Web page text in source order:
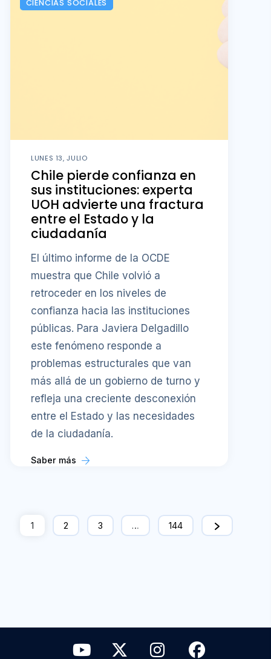
CIENCIAS SOCIALES
LUNES 13, JULIO
Chile pierde confianza en
sus instituciones: experta
UOH advierte una fractura
entre el Estado y la
ciudadanía
El último informe de la OCDE
muestra que Chile volvió a
retroceder en los niveles de
confianza hacia las instituciones
públicas. Para Javiera Delgadillo
este fenómeno responde a
problemas estructurales que van
más allá de un gobierno de turno y
refleja una creciente desconexión
entre el Estado y las necesidades
de la ciudadanía.
Saber más
1 2 3 … 144